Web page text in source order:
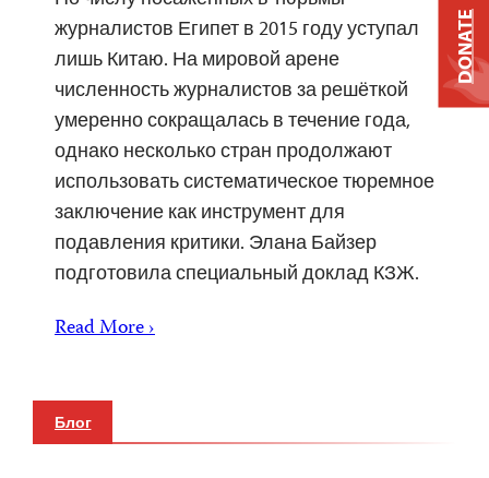
журналистов Египет в 2015 году уступал
лишь Китаю. На мировой арене
численность журналистов за решёткой
умеренно сокращалась в течение года,
однако несколько стран продолжают
использовать систематическое тюремное
заключение как инструмент для
подавления критики. Элана Байзер
подготовила специальный доклад КЗЖ.
Read More ›
Блог
DONATE